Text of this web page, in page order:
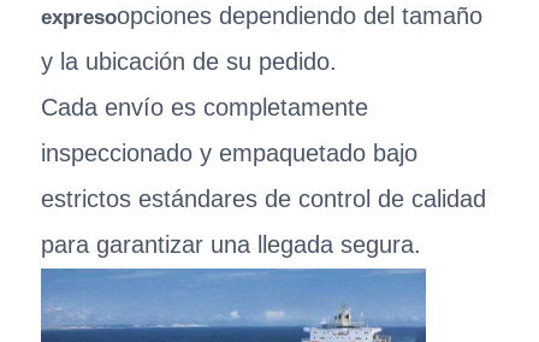
expresoopciones dependiendo del tamaño
y la ubicación de su pedido.
Cada envío es completamente
inspeccionado y empaquetado bajo
estrictos estándares de control de calidad
para garantizar una llegada segura.